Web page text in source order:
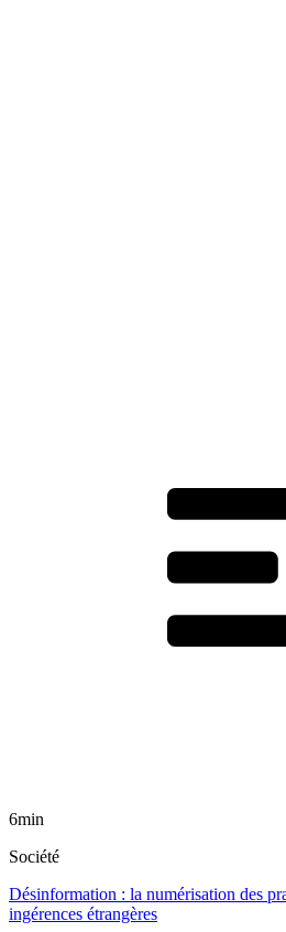
6min
Société
Désinformation : la numérisation des
ingérences étrangères